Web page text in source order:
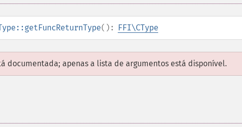
(): FFI\CType
documentada; apenas a lista de argumentos está disponível.